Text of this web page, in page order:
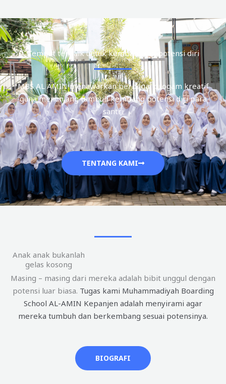
Tempat terbaik untuk kembangkan potensi diri
MBS AL AMIN menawarkan berbagai progam kreatif
guna menunjang tumbuh kembang potensi diri para
santri
TENTANG KAMI
Anak anak bukanlah
gelas kosong
Masing – masing dari mereka adalah bibit unggul dengan
potensi luar biasa. Tugas kami Muhammadiyah Boarding
School AL-AMIN Kepanjen adalah menyirami agar
mereka tumbuh dan berkembang sesuai potensinya.
BIOGRAFI